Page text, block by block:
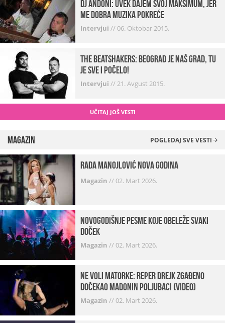
Dj Andoni: Uvek dajem svoj maksimum, jer
me dobra muzika pokreće
Intervjui //06. Oktobar 2015.
The Beatshakers: Beograd je naš grad, tu
je sve i počelo!
Intervjui //21. Avgust 2015.
UČITAJ JOŠ VESTI
Magazin POGLEDAJ SVE VESTI
Rada Manojlović Nova godina
Magazin //02. Mart 2026.
Novogodišnje pesme koje obeleže svaki
Doček
Magazin //02. Mart 2026.
Ne voli matorke: Reper Drejk zgađeno
dočekao Madonin poljubac! (VIDEO)
Magazin //02. Mart 2026.